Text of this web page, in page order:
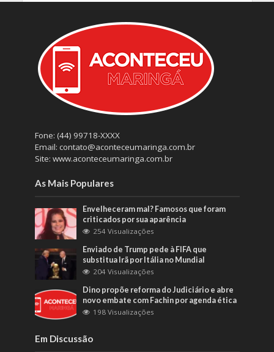
Fone: (44) 99718-XXXX
Email: contato@aconteceumaringa.com.br
Site: www.aconteceumaringa.com.br
As Mais Populares
Envelheceram mal? Famosos que foram
criticados por sua aparência
254 Visualizações
Enviado de Trump pede à FIFA que
substitua Irã por Itália no Mundial
204 Visualizações
Dino propõe reforma do Judiciário e abre
novo embate com Fachin por agenda ética
198 Visualizações
Em Discussão